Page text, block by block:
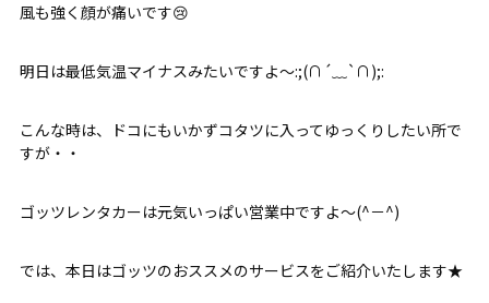
風も強く顔が痛いです😢
明日は最低気温マイナスみたいですよ～:;(∩´﹏`∩);:
こんな時は、ドコにもいかずコタツに入ってゆっくりしたい所で
すが・・
ゴッツレンタカーは元気いっぱい営業中ですよ～(^－^)
では、本日はゴッツのおススメのサービスをご紹介いたします★